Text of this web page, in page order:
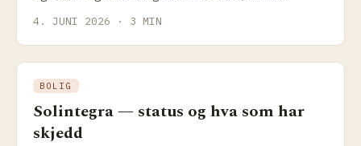
4. JUNI 2026 · 3 MIN
BOLIG
Solintegra — status og hva som har
skjedd